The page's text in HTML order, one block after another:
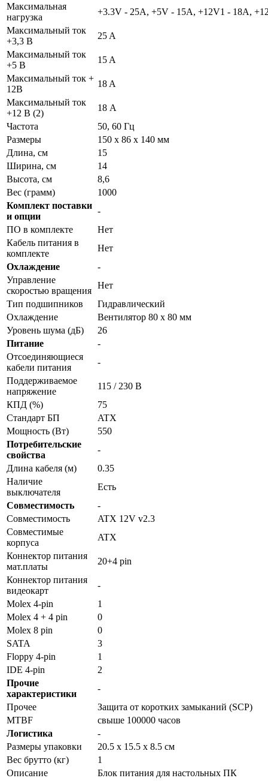
Максимальная
нагрузка
+3.3V - 25A, +5V - 15A, +12V1 - 18A,
Максимальный ток
+3,3 В
25 A
Максимальный ток
+5 В
15 A
Максимальный ток +
12В
18 A
Максимальный ток
+12 В (2)
18 А
Частота
50, 60 Гц
Размеры
150 x 86 x 140 мм
Длина, см
15
Ширина, см
14
Высота, см
8,6
Вес (грамм)
1000
Комплект поставки
и опции
-
ПО в комплекте
Нет
Кабель питания в
комплекте
Нет
Охлаждение
-
Управление
скоростью вращения
Нет
Тип подшипников
Гидравлический
Охлаждение
Вентилятор 80 x 80 мм
Уровень шума (дБ)
26
Питание
-
Отсоединяющиеся
кабели питания
-
Поддерживаемое
напряжение
115 / 230 В
КПД (%)
75
Стандарт БП
ATX
Мощность (Вт)
550
Потребительские
свойства
-
Длина кабеля (м)
0.35
Наличие
выключателя
Есть
Совместимость
-
Совместимость
ATX 12V v2.3
Совместимые
корпуса
ATX
Коннектор питания
мат.платы
20+4 pin
Коннектор питания
видеокарт
-
Molex 4-pin
1
Molex 4 + 4 pin
0
Molex 8 pin
0
SATA
3
Floppy 4-pin
1
IDE 4-pin
2
Прочие
характеристики
-
Прочее
Защита от коротких замыканий (SCP)
MTBF
свыше 100000 часов
Логистика
-
Размеры упаковки
20.5 x 15.5 x 8.5 см
Вес брутто (кг)
1
Описание
Блок питания для настольных ПК